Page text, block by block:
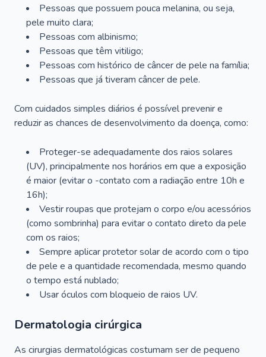
Pessoas que possuem pouca melanina, ou seja,
pele muito clara;
Pessoas com albinismo;
Pessoas que têm vitiligo;
Pessoas com histórico de câncer de pele na família;
Pessoas que já tiveram câncer de pele.
Com cuidados simples diários é possível prevenir e
reduzir as chances de desenvolvimento da doença, como:
Proteger-se adequadamente dos raios solares
(UV), principalmente nos horários em que a exposição
é maior (evitar o -contato com a radiação entre 10h e
16h);
Vestir roupas que protejam o corpo e/ou acessórios
(como sombrinha) para evitar o contato direto da pele
com os raios;
Sempre aplicar protetor solar de acordo com o tipo
de pele e a quantidade recomendada, mesmo quando
o tempo está nublado;
Usar óculos com bloqueio de raios UV.
Dermatologia cirúrgica
As cirurgias dermatológicas costumam ser de pequeno